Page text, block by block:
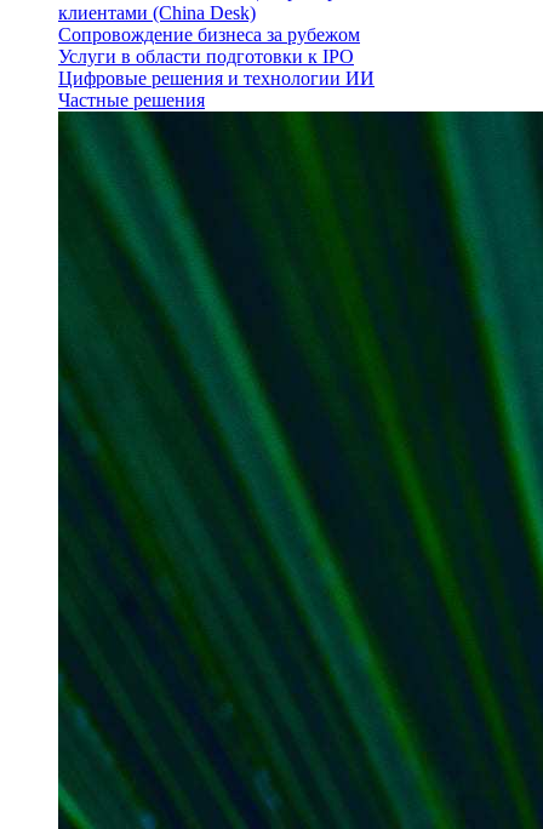
клиентами (China Desk)
Сопровождение бизнеса за рубежом
Услуги в области подготовки к IPO
Цифровые решения и технологии ИИ
Частные решения